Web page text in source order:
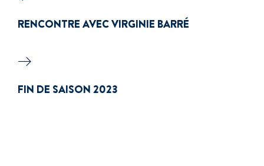
RENCONTRE AVEC VIRGINIE BARRÉ
FIN DE SAISON 2023